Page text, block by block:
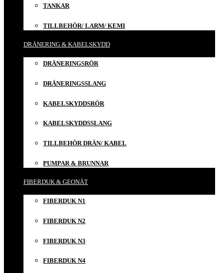
TANKAR
TILLBEHÖR/ LARM/ KEMI
DRÄNERING & KABELSKYDD
DRÄNERINGSRÖR
DRÄNERINGSSLANG
KABELSKYDDSRÖR
KABELSKYDDSSLANG
TILLBEHÖR DRÄN/ KABEL
PUMPAR & BRUNNAR
FIBERDUK & GEONÄT
FIBERDUK N1
FIBERDUK N2
FIBERDUK N3
FIBERDUK N4